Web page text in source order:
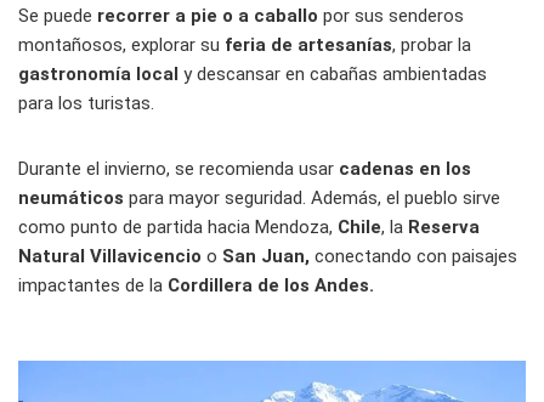
Se puede recorrer a pie o a caballo por sus senderos
montañosos, explorar su feria de artesanías, probar la
gastronomía local y descansar en cabañas ambientadas
para los turistas.
Durante el invierno, se recomienda usar cadenas en los
neumáticos para mayor seguridad. Además, el pueblo sirve
como punto de partida hacia Mendoza, Chile, la Reserva
Natural Villavicencio o San Juan, conectando con paisajes
impactantes de la Cordillera de los Andes.